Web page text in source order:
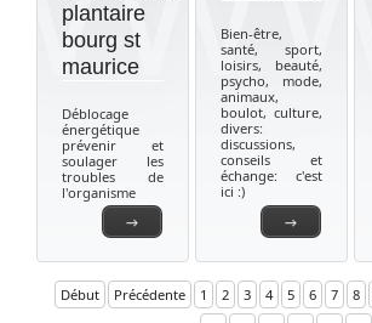
→
plantaire
bourg st
maurice
Déblocage
énergétique
prévenir et
soulager les
troubles de
l'organisme
→
Bien-être,
santé, sport,
loisirs, beauté,
psycho, mode,
animaux,
boulot, culture,
divers:
discussions,
conseils et
échange: c'est
ici :)
Début Précédente 1 2 3 4 5 6 7 8